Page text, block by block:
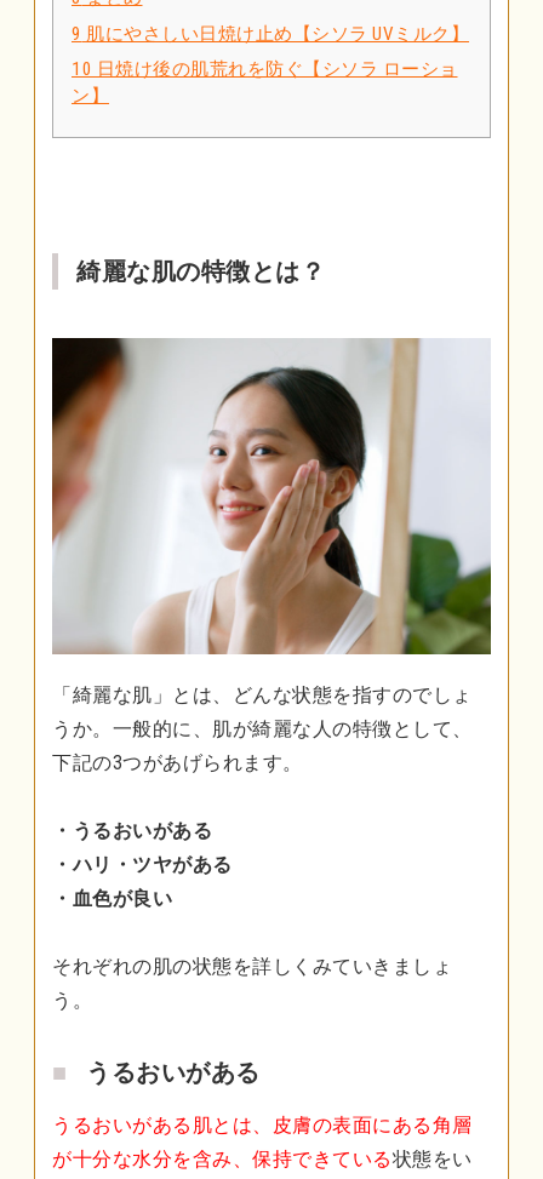
9 肌にやさしい日焼け止め【シソラ UVミルク】
10 日焼け後の肌荒れを防ぐ【シソラ ローショ
ン】
綺麗な肌の特徴とは？
「綺麗な肌」とは、どんな状態を指すのでしょ
うか。一般的に、肌が綺麗な人の特徴として、
下記の3つがあげられます。
・うるおいがある
・ハリ・ツヤがある
・血色が良い
それぞれの肌の状態を詳しくみていきましょ
う。
うるおいがある
うるおいがある肌とは、皮膚の表面にある角層
が十分な水分を含み、保持できている状態をい